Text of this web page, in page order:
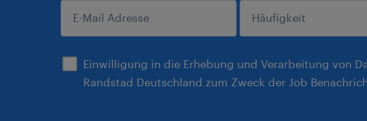
Einwilligung in die Erhebung und Verarbeitung von
Randstad Deutschland zum Zweck der Job
anmelden